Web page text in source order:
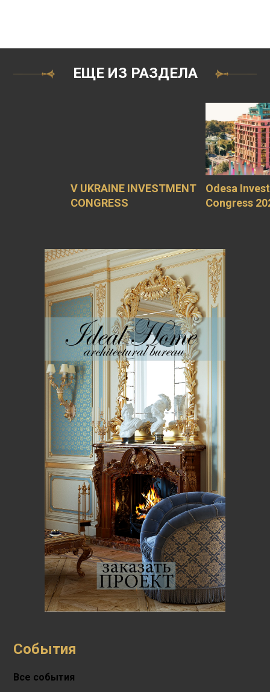
ЕЩЕ ИЗ РАЗДЕЛА
V UKRAINE INVESTMENT
CONGRESS
Odesa
Congress
События
Все события